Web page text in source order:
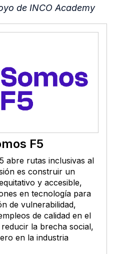
de INCO Academy
F5
abre rutas inclusivas al
es construir un
y accesible,
en tecnología para
de vulnerabilidad,
de calidad en el
la brecha social,
en la industria